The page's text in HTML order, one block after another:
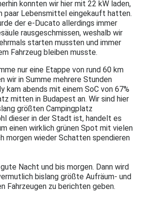
konnten wir hier mit 22 kW laden,
paar Lebensmittel eingekauft hatten.
der e-Ducato allerdings immer
rausgeschmissen, weshalb wir
starten mussten und immer
Fahrzeug bleiben musste.
nur eine Etappe von rund 60 km
wir in Summe mehrere Stunden
kam abends mit einem SoC von 67%
mitten in Budapest an. Wir sind hier
größten Campingplatz
dieser in der Stadt ist, handelt es
einen wirklich grünen Spot mit vielen
morgen wieder Schatten spendieren
Nacht und bis morgen. Dann wird
bislang größte Aufräum- und
Fahrzeugen zu berichten geben.